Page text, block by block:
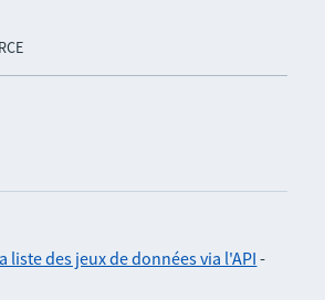
liste des jeux de données via l'API -